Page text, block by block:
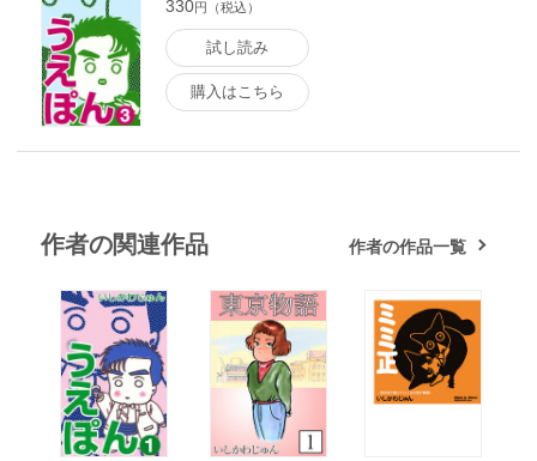
330円（税込）
試し読み
購入はこちら
作者の関連作品 作者の作品一覧